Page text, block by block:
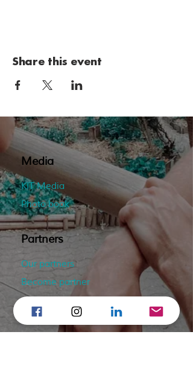
Share this event
Media
KIT Media
Photo book
Partners
Our partners
Become partner
Contact